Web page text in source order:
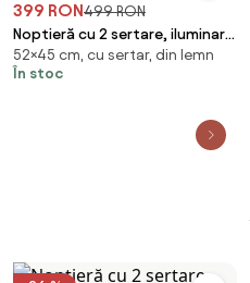
399 RON499 RON
Noptieră cu 2 sertare, iluminare
LED in 3 culori, Alb, 45x35x52 cm
52×45 cm, cu sertar, din lemn
În stoc